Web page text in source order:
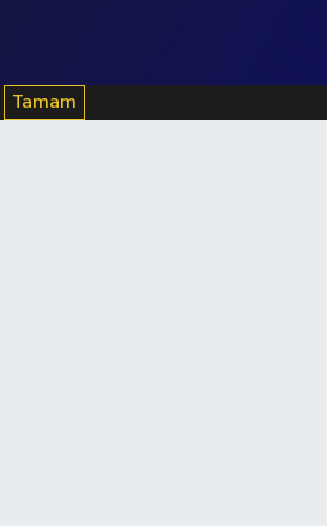
Tamam